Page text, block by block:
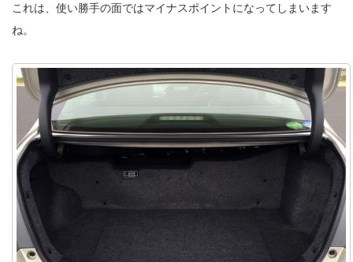
これは、使い勝手の面ではマイナスポイントになってしまいます
ね。